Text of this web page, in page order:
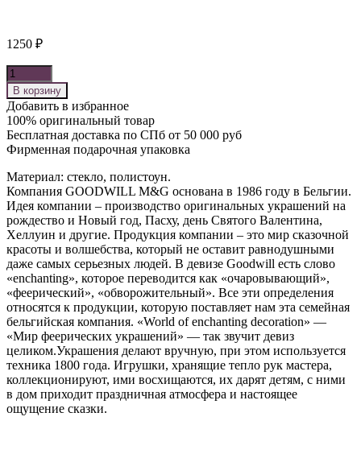
1250 ₽
Количество
В корзину
Добавить в избранное
100% оригинальный товар
Бесплатная доставка по СПб от 50 000 руб
Фирменная подарочная упаковка
Материал: стекло, полистоун.
Компания GOODWILL M&G основана в 1986 году в Бельгии.
Идея компании – производство оригинальных украшений на
рождество и Новый год, Пасху, день Святого Валентина,
Хеллуин и другие. Продукция компании – это мир сказочной
красоты и волшебства, который не оставит равнодушными
даже самых серьезных людей. В девизе Goodwill есть слово
«enchanting», которое переводится как «очаровывающий»,
«феерический», «обворожительный». Все эти определения
относятся к продукции, которую поставляет нам эта семейная
бельгийская компания. «World of enchanting decoration» —
«Мир феерических украшений» — так звучит девиз
целиком.Украшения делают вручную, при этом используется
техника 1800 года. Игрушки, хранящие тепло рук мастера,
коллекционируют, ими восхищаются, их дарят детям, с ними
в дом приходит праздничная атмосфера и настоящее
ощущение сказки.